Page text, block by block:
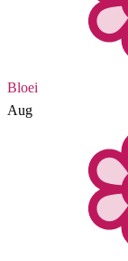
Bloei
Aug